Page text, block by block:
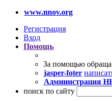
www.nnov.org
Регистрация
Вход
Помощь
За помощью
jasper-foter
Администрация
поиск по сайту